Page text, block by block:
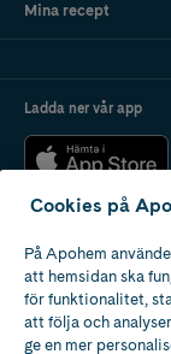
Mina recept
Ladda ner vår app
Apotek med
av
Cookies på
På Apohem
att hemsidan ska
för funktionalitet,
att följa och
ge en mer